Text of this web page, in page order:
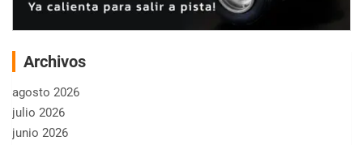
Archivos
agosto 2026
julio 2026
junio 2026